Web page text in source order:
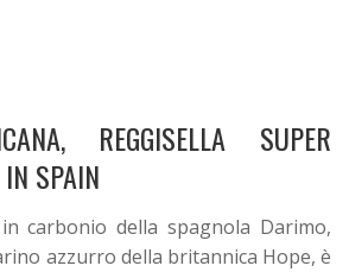
REGGISELLA SUPER
IN SPAIN
carbonio della spagnola Darimo,
azzurro della britannica Hope, è